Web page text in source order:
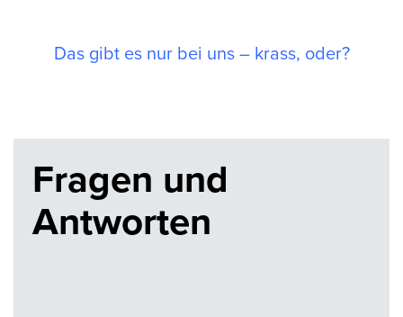
Das gibt es nur bei uns – krass, oder?
Fragen und
Antworten